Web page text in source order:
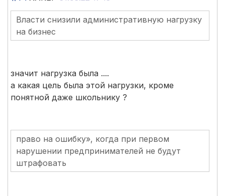
Власти снизили административную нагрузку
на бизнес
значит нагрузка была ....
а какая цель была этой нагрузки, кроме
понятной даже школьнику ?
право на ошибку», когда при первом
нарушении предпринимателей не будут
штрафовать